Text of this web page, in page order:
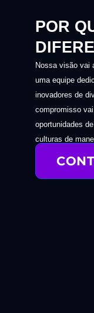
POR
Nossa visão vai
uma equipe
inovadores de
compromisso
oportunidades
culturas de